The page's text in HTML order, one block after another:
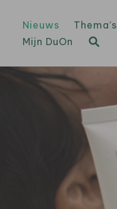
Nieuws Thema’s
Mijn DuOn